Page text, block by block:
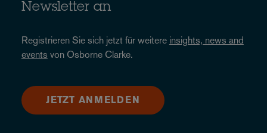
Newsletter an
Registrieren Sie sich jetzt für weitere insights, news and
events von Osborne Clarke.
JETZT ANMELDEN